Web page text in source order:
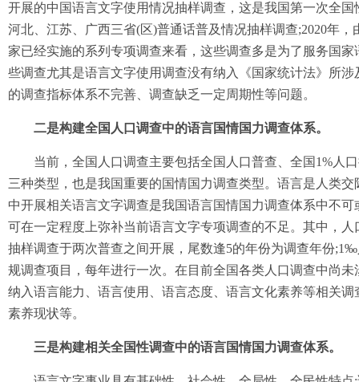
开展的中国语言文字使用情况抽样调查，这是我国第一次全
河北、江苏、广西三省(区)普通话普及情况抽样调查;2020年
家已经实施的系列专项调查来看，这些调查多是为了服务国
些调查尤其是语言文字使用调查没有纳入《国家统计法》所
的调查指标体系不完善、调查缺乏一定周期性等问题。
二是构建全国人口调查中的语言国情国力调查体系。
当前，全国人口调查主要包括全国人口普查、全国1%人
三种类型，也是我国重要的国情国力调查类型。语言是人类
中开展相关语言文字调查是我国语言国情国力调查体系中不
可在一定程度上弥补当前语言文字专项调查的不足。其中，
抽样调查于两次普查之间开展，尾数逢5的年份为调查年份
规调查项目，每年进行一次。在目前全国各类人口调查中尚
纳入语言能力、语言使用、语言态度、语言文化素养等相关
素养现状等。
三是构建相关全国性调查中的语言国情国力调查体系。